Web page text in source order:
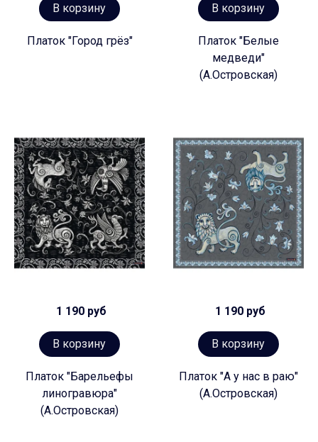
В корзину
Платок "Город грёз"
В корзину
Платок "Белые
медведи"
(А.Островская)
1 190 руб
В корзину
Платок "Барельефы
линогравюра"
(А.Островская)
1 190 руб
В корзину
Платок "А у нас в раю"
(А.Островская)